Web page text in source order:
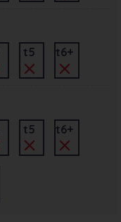
t5 t6+
t5 t6+